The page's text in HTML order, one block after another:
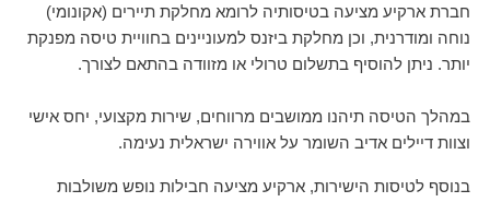
חברת ארקיע מציעה בטיסותיה לרומא מחלקת תיירים (אקונומי)
נוחה ומודרנית, וכן מחלקת ביזנס למעוניינים בחוויית טיסה מפנקת
יותר. ניתן להוסיף בתשלום טרולי או מזוודה בהתאם לצורך.
במהלך הטיסה תיהנו ממושבים מרווחים, שירות מקצועי, יחס אישי
וצוות דיילים אדיב השומר על אווירה ישראלית נעימה.
בנוסף לטיסות הישירות, ארקיע מציעה חבילות נופש משולבות